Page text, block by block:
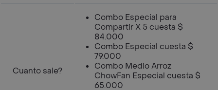
Cuanto sale?
Combo Especial para
Compartir X 5 cuesta $
84.000
Combo Especial cuesta $
79.000
Combo Medio Arroz
ChowFan Especial cuesta $
65.000